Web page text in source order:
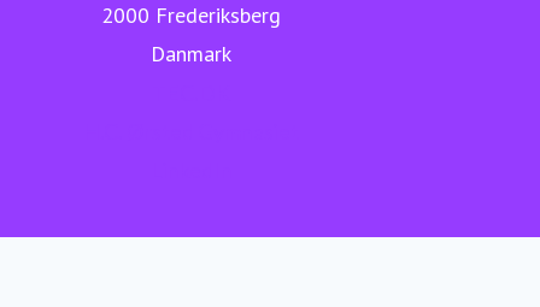
2000 Frederiksberg
Danmark